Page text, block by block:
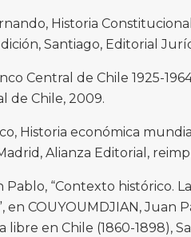
Historia
Santiago, Editorial
Central de Chile 1925-
de Chile, 2009.
Historia económica
Alianza Editorial,
Pablo, “Contexto histórico.
en COUYOUMDJIAN, Juan
en Chile (1860-1898),